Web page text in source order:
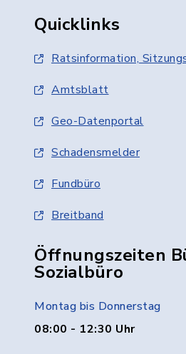
Quicklinks
Ratsinformation,
Amtsblatt
Geo-Datenportal
Schadensmelder
Fundbüro
Breitband
Öffnungszeiten
Sozialbüro
Montag bis Donnerstag
08:00 - 12:30 Uhr